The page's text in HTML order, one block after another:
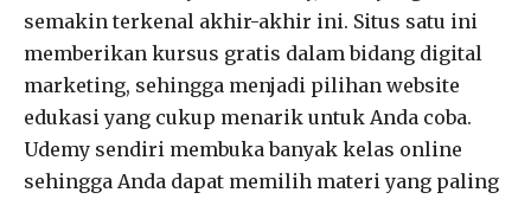
semakin terkenal akhir-akhir ini. Situs satu ini
memberikan kursus gratis dalam bidang digital
marketing, sehingga menjadi pilihan website
edukasi yang cukup menarik untuk Anda coba.
Udemy sendiri membuka banyak kelas online
sehingga Anda dapat memilih materi yang paling